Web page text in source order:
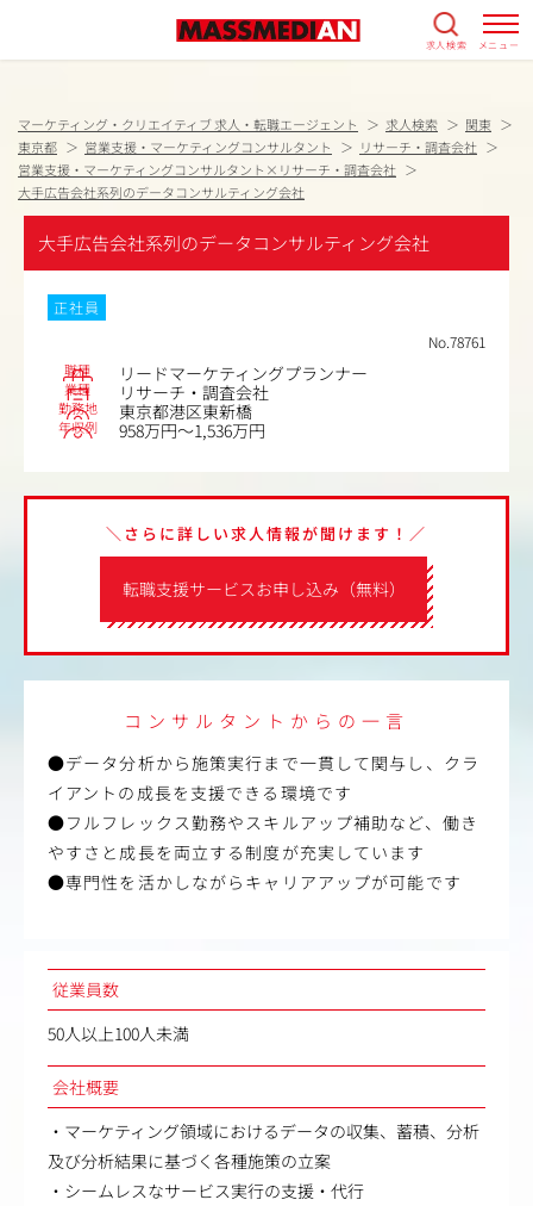
求人検索 メニュー
マーケティング・クリエイティブ 求人・転職エージェント 求人検索
関東
東京都
営業支援・マーケティングコンサルタント
リサーチ・調査会社
営業支援・マーケティングコンサルタント×リサーチ・調査会社
大手広告会社系列のデータコンサルティング会社
大手広告会社系列のデータコンサルティング会社
正社員
No.78761
職種 リードマーケティングプランナー
業種 リサーチ・調査会社
勤務地 東京都港区東新橋
年収例 958万円～1,536万円
転職支援サービスお申し込み（無料）
＼さらに詳しい求人情報が聞けます！／
コンサルタントからの一言
●データ分析から施策実行まで一貫して関与し、クラ
イアントの成長を支援できる環境です
●フルフレックス勤務やスキルアップ補助など、働き
やすさと成長を両立する制度が充実しています
●専門性を活かしながらキャリアアップが可能です
従業員数
50人以上100人未満
会社概要
・マーケティング領域におけるデータの収集、蓄積、分析
及び分析結果に基づく各種施策の立案
・シームレスなサービス実行の支援・代行